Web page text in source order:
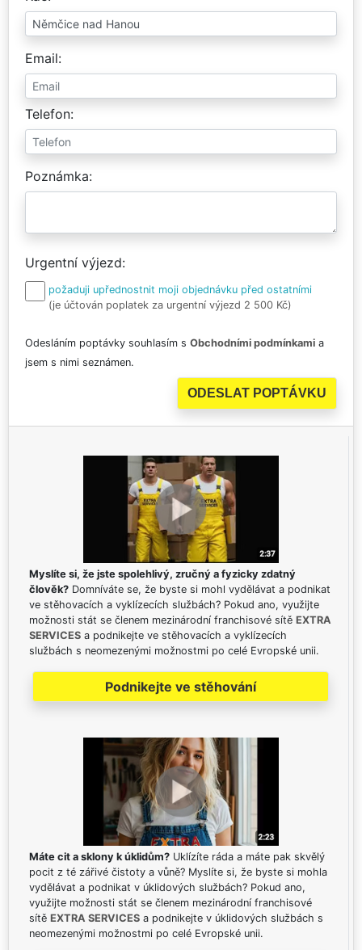
Email
Telefon
Poznámka
Urgentní výjezd
požaduji upřednostnit moji objednávku před ostatními
(je účtován poplatek za urgentní výjezd 2 500 Kč)
Odesláním poptávky souhlasím s Obchodními podmínkami a
jsem s nimi seznámen.
Myslíte si, že jste spolehlivý, zručný a fyzicky zdatný
člověk? Domníváte se, že byste si mohl vydělávat a podnikat
ve stěhovacích a vyklízecích službách? Pokud ano, využijte
možnosti stát se členem mezinárodní franchisové sítě EXTRA
SERVICES a podnikejte ve stěhovacích a vyklízecích
službách s neomezenými možnostmi po celé Evropské unii.
Podnikejte ve stěhování
Máte cit a sklony k úklidům? Uklízíte ráda a máte pak skvělý
pocit z té zářivé čistoty a vůně? Myslíte si, že byste si mohla
vydělávat a podnikat v úklidových službách? Pokud ano,
využijte možnosti stát se členem mezinárodní franchisové
sítě EXTRA SERVICES a podnikejte v úklidových službách s
neomezenými možnostmi po celé Evropské unii.